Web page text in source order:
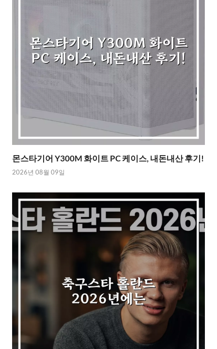
몬스타기어 Y300M 화이트 PC 케이스, 내돈내산 후기!
2026년 08월 09일